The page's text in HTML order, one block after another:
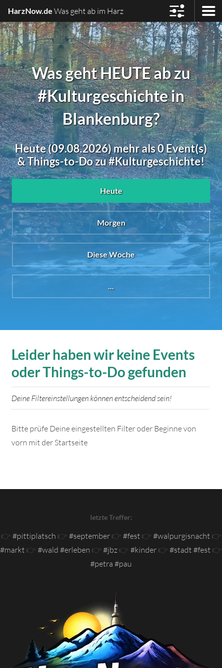
HarzNow.de Was geht ab im Harz
Was geht HEUTE ab zu
#Kulturgeschichte in
Blankenburg?
Heute (09.08.2026) mehr als 0 Event(s)
& Things-to-Do zu #Kulturgeschichte!
Heute
Morgen
Diese Woche
Leider haben wir keine Events
oder Things-to-Do gefunden
Deine Filtereinstellungen können entscheidend sein!
Bitte prüfe Deine eingestellten Filter oder Beginne von
vorn mit der Startseite
letzte Treffer:
👉 #pittiplatsch 👉 #september👉 #fest 👉 #walpurgisnacht 👉
#markt 👉 #wald #erleben 👉 #jbz 👉 #kinder 👉 #stadt #fest 👉
#petra #pau